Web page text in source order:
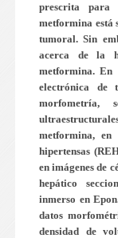
prescrita para
metformina está
tumoral. Sin
acerca de la
metformina. En
electrónica de
morfometría,
metformina, en
hipertensas
en imágenes de
hepático
inmerso en
datos
densidad de